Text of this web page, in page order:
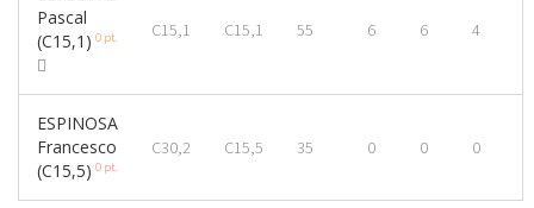
Pascal
(C15,1) 0 pt. C15,1 C15,1 55 6 6 4
ESPINOSA
Francesco
(C15,5) 0 pt.
C30,2 C15,5 35 0 0 0